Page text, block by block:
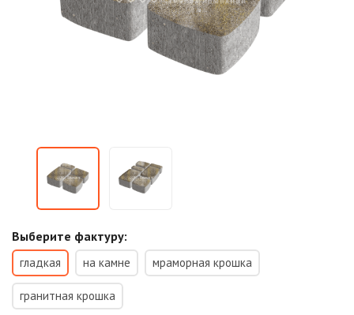
Выберите фактуру:
гладкая на камне мраморная крошка
гранитная крошка